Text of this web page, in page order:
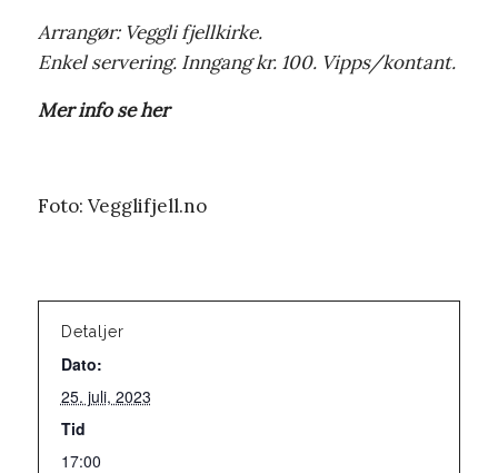
Arrangør: Veggli fjellkirke.
Enkel servering. Inngang kr. 100. Vipps/kontant.
Mer info se her
Foto: Vegglifjell.no
Detaljer
Dato:
25. juli, 2023
Tid
17:00